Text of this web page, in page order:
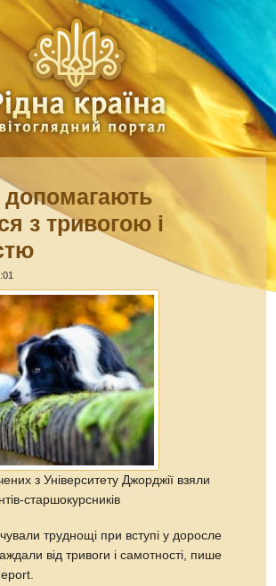
допомагають
з тривогою і
з Університету Джорджії взяли
старшокурсників
труднощі при вступі у доросле
від тривоги і самотності, пише